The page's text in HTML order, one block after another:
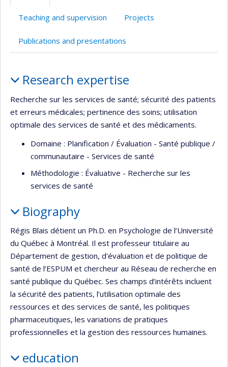
Teaching and supervision Projects
Publications and presentations
Research expertise
Recherche sur les services de santé; sécurité des patients
et erreurs médicales; pertinence des soins; utilisation
optimale des services de santé et des médicaments.
Domaine : Planification / Évaluation - Santé publique /
communautaire - Services de santé
Méthodologie : Évaluative - Recherche sur les
services de santé
Biography
Régis Blais détient un Ph.D. en Psychologie de l’Université
du Québec à Montréal. Il est professeur titulaire au
Département de gestion, d'évaluation et de politique de
santé de l’ESPUM et chercheur au Réseau de recherche en
santé publique du Québec. Ses champs d’intérêts incluent
la sécurité des patients, l’utilisation optimale des
ressources et des services de santé, les politiques
pharmaceutiques, les variations de pratiques
professionnelles et la gestion des ressources humaines.
education